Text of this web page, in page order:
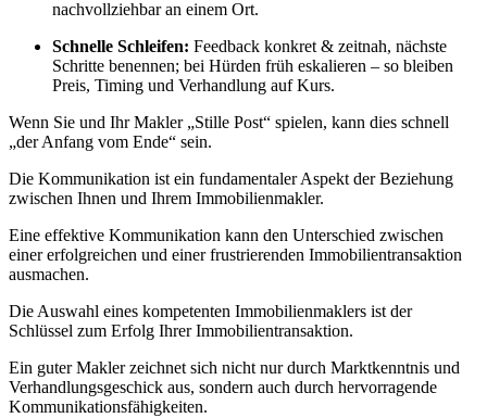
nachvollziehbar an einem Ort.
Schnelle Schleifen: Feedback konkret & zeitnah, nächste
Schritte benennen; bei Hürden früh eskalieren – so bleiben
Preis, Timing und Verhandlung auf Kurs.
Wenn Sie und Ihr Makler „Stille Post“ spielen, kann dies schnell
„der Anfang vom Ende“ sein.
Die Kommunikation ist ein fundamentaler Aspekt der Beziehung
zwischen Ihnen und Ihrem Immobilienmakler.
Eine effektive Kommunikation kann den Unterschied zwischen
einer erfolgreichen und einer frustrierenden Immobilientransaktion
ausmachen.
Die Auswahl eines kompetenten Immobilienmaklers ist der
Schlüssel zum Erfolg Ihrer Immobilientransaktion.
Ein guter Makler zeichnet sich nicht nur durch Marktkenntnis und
Verhandlungsgeschick aus, sondern auch durch hervorragende
Kommunikationsfähigkeiten.